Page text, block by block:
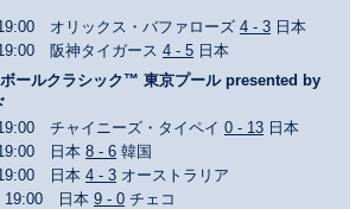
オリックス・バファローズ 4 - 3 日本
阪神タイガース 4 - 5 日本
ールクラシック™ 東京プール presented by
チャイニーズ・タイペイ 0 - 13 日本
日本 8 - 6 韓国
日本 4 - 3 オーストラリア
19:00 日本 9 - 0 チェコ